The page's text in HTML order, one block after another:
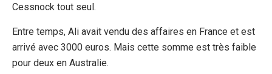
Cessnock tout seul.
Entre temps, Ali avait vendu des affaires en France et est
arrivé avec 3000 euros. Mais cette somme est très faible
pour deux en Australie.